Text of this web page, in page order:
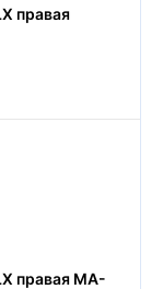
правая
правая MA-